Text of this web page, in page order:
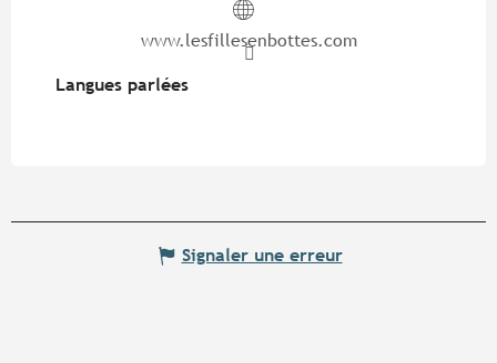
www.lesfillesenbottes.com
Langues parlées
Langues parlées
Signaler une erreur